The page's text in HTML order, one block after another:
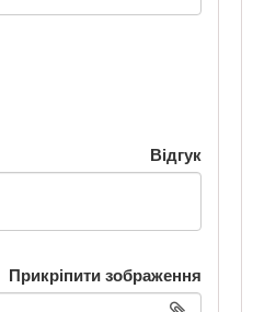
Відгук
Прикріпити зображення